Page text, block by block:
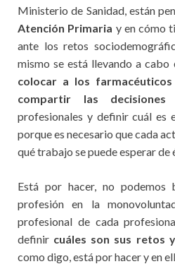
Ministerio de Sanidad, están
Atención Primaria y en cómo
ante los retos
mismo se está llevando a
colocar a los
compartir las decisiones
profesionales y definir cuál es
porque es necesario que cada
qué trabajo se puede esperar de
Está por hacer, no
profesión en la
profesional de cada
definir cuáles son sus retos
como digo, está por hacer y en